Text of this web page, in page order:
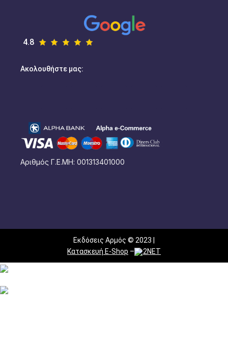
4.8
Ακολουθήστε μας:
Αριθμός Γ.Ε.ΜΗ: 001313401000
Εκδόσεις Αρμός © 2023 |
Κατασκευή E-Shop – 2NET